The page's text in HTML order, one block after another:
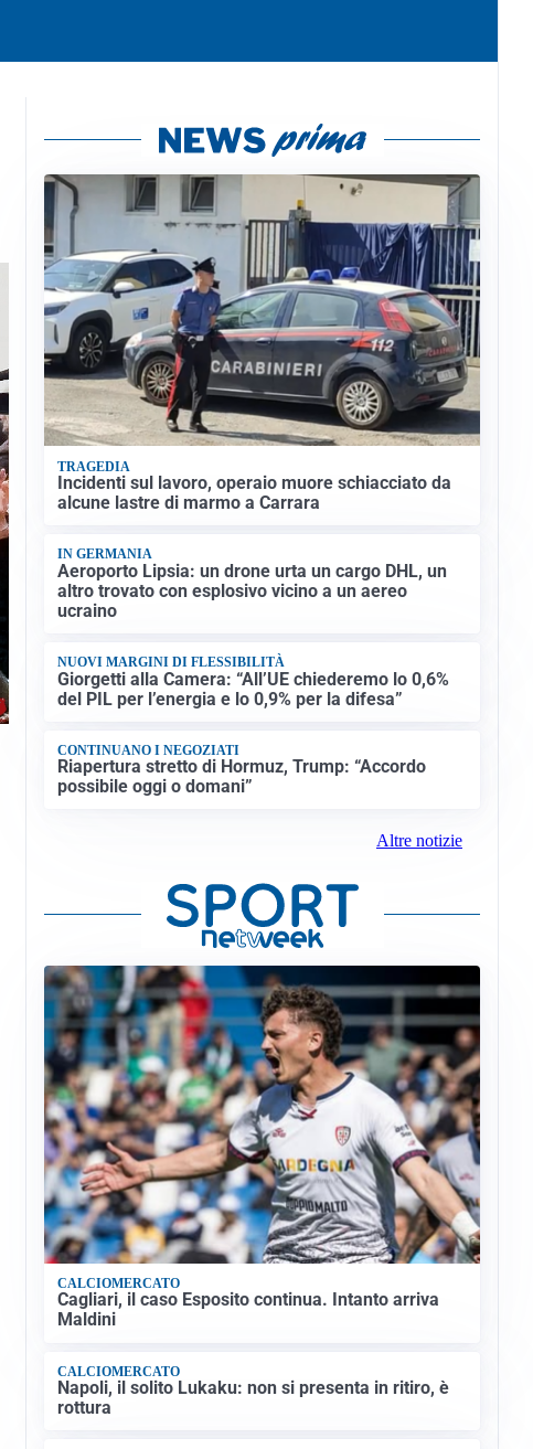
TRAGEDIA
Incidenti sul lavoro, operaio muore schiacciato da
alcune lastre di marmo a Carrara
IN GERMANIA
Aeroporto Lipsia: un drone urta un cargo DHL, un
altro trovato con esplosivo vicino a un aereo
ucraino
NUOVI MARGINI DI FLESSIBILITÀ
Giorgetti alla Camera: “All’UE chiederemo lo 0,6%
del PIL per l’energia e lo 0,9% per la difesa”
CONTINUANO I NEGOZIATI
Riapertura stretto di Hormuz, Trump: “Accordo
possibile oggi o domani”
Altre notizie
CALCIOMERCATO
Cagliari, il caso Esposito continua. Intanto arriva
Maldini
CALCIOMERCATO
Napoli, il solito Lukaku: non si presenta in ritiro, è
rottura